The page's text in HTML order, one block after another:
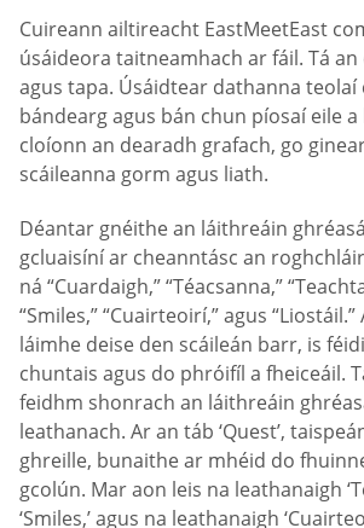
Cuireann ailtireacht EastMeetEast
úsáideora taitneamhach ar fáil. Tá
agus tapa. Úsáidtear dathanna teolaí
bándearg agus bán chun píosaí eile a
cloíonn an dearadh grafach, go
scáileanna gorm agus liath.
Déantar gnéithe an láithreáin
gcluaisíní ar cheanntásc an
ná “Cuardaigh,” “Téacsanna,”
“Smiles,” “Cuairteoirí,” agus
láimhe deise den scáileán barr, is
chuntais agus do phróifíl a fheiceáil.
feidhm shonrach an láithreáin
leathanach. Ar an táb ‘Quest’,
ghreille, bunaithe ar mhéid do
gcolún. Mar aon leis na leathanaigh
‘Smiles,’ agus na leathanaigh